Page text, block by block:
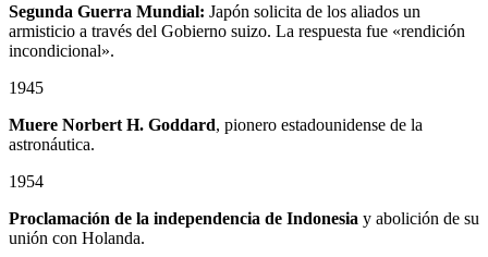
Segunda Guerra Mundial: Japón solicita de los aliados un
armisticio a través del Gobierno suizo. La respuesta fue «rendición
incondicional».
1945
Muere Norbert H. Goddard, pionero estadounidense de la
astronáutica.
1954
Proclamación de la independencia de Indonesia y abolición de su
unión con Holanda.